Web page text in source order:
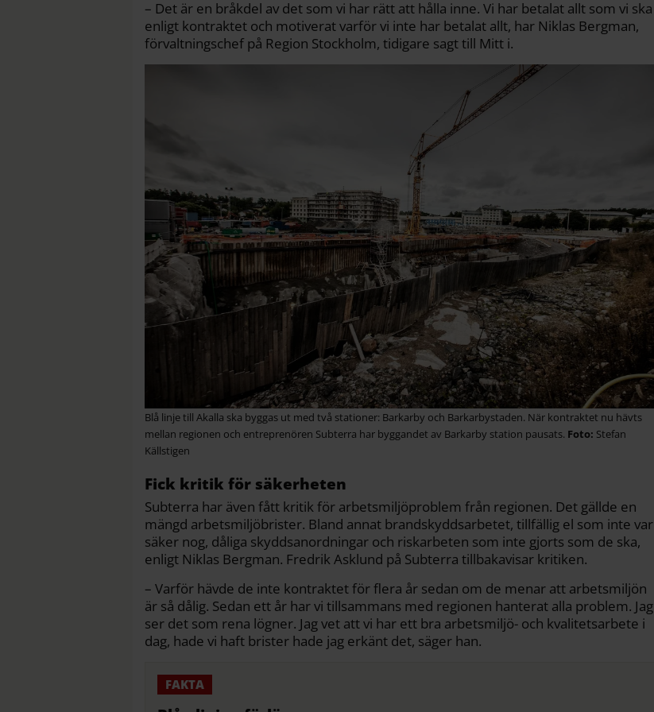
– Det är en bråkdel av det som vi har rätt att hålla inne. Vi har betalat allt som vi ska
enligt kontraktet och motiverat varför vi inte har betalat allt, har Niklas Bergman,
förvaltningschef på Region Stockholm, tidigare sagt till Mitt i.
Blå linje till Akalla ska byggas ut med två stationer: Barkarby och Barkarbystaden. När kontraktet nu hävts
mellan regionen och entreprenören Subterra har byggandet av Barkarby station pausats.
Stefan
Källstigen
Fick kritik för säkerheten
Subterra har även fått kritik för arbetsmiljöproblem från regionen. Det gällde en
mängd arbetsmiljöbrister. Bland annat brandskyddsarbetet, tillfällig el som inte var
säker nog, dåliga skyddsanordningar och riskarbeten som inte gjorts som de ska,
enligt Niklas Bergman. Fredrik Asklund på Subterra tillbakavisar kritiken.
– Varför hävde de inte kontraktet för flera år sedan om de menar att arbetsmiljön
är så dålig. Sedan ett år har vi tillsammans med regionen hanterat alla problem. Jag
ser det som rena lögner. Jag vet att vi har ett bra arbetsmiljö- och kvalitetsarbete i
dag, hade vi haft brister hade jag erkänt det, säger han.